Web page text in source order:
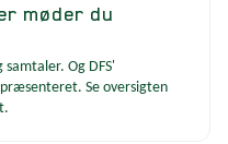
møder du
Og DFS'
Se oversigten